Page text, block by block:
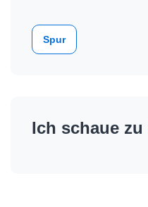
Spur
Ich schaue zu